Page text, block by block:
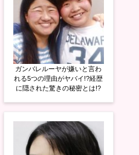
ガンバレルーヤが嫌いと言わ
れる5つの理由がヤバイ!?経歴
に隠された驚きの秘密とは!?